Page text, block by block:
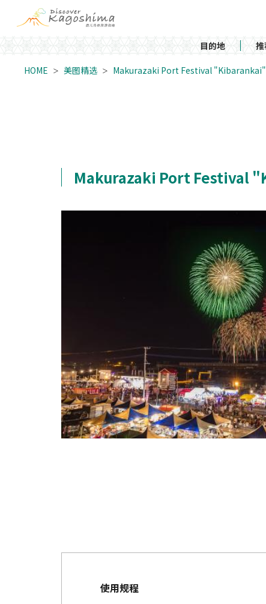
目的地
HOME 美图精选 Makurazaki Port Festival "Kibarankai"
Makurazaki Port Festival
使用规程